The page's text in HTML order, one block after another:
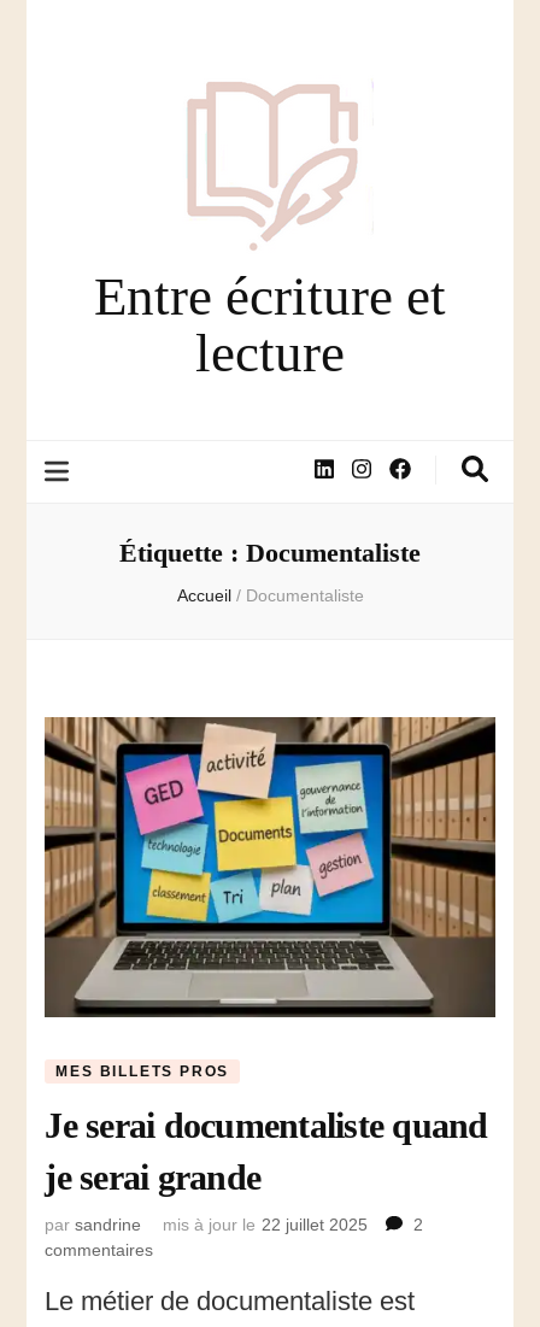
Entre écriture et
lecture
Étiquette : Documentaliste
Accueil / Documentaliste
MES BILLETS PROS
Je serai documentaliste quand
je serai grande
parsandrine mis à jour le 22 juillet 2025
2
commentaires
serai
Le métier de documentaliste est